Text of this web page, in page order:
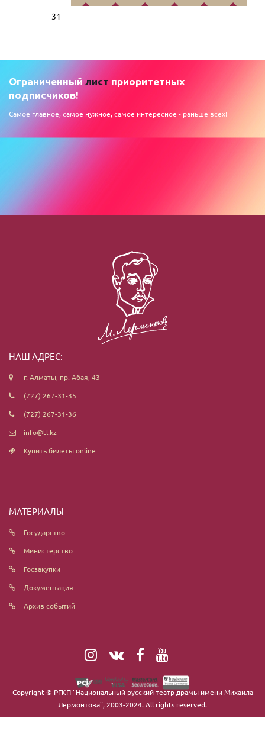
31
Ограниченный лист приоритетных
подписчиков!
Самое главное, самое нужное, самое интересное - раньше всех!
НАШ АДРЕС:
г. Алматы, пр. Абая, 43
(727) 267-31-35
(727) 267-31-36
info@tl.kz
Купить билеты online
МАТЕРИАЛЫ
Государство
Министерство
Госзакупки
Документация
Архив событий
Copyright © РГКП "Национальный русский театр драмы имени Михаила
Лермонтова", 2003-2024. All rights reserved.